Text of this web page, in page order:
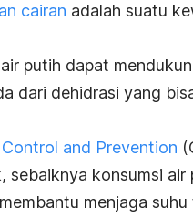
cairan adalah suatu
putih dapat
dari dehidrasi yang
and Prevention
sebaiknya konsumsi
menjaga